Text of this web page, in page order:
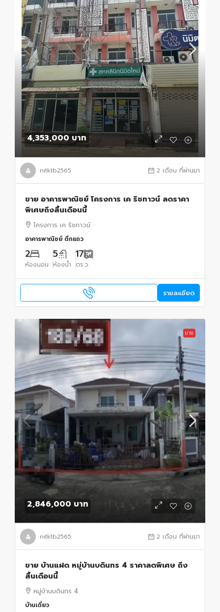
4,353,000 บาท
nitktb2565 2 เดือน ที่ผ่านมา
ขาย อาคารพาณิชย์ โครงการ เค ริชทาวน์ ลดราคา
พิเศษถึงสิ้นเดือนนี้
โครงการ เค ริชทาวน์
อาคารพาณิชย์ ตึกแถว
2
ห้องนอน
5
ห้องน้ำ
17
ตร.ว.
รายละเอียด
ขาย
2,846,000 บาท
nitktb2565 2 เดือน ที่ผ่านมา
ขาย บ้านแฝด หมู่บ้านบดินทร 4 ราคาลดพิเศษ ถึง
สิ้นเดือนนี้
หมู่บ้านบดินทร 4
บ้านเดี่ยว